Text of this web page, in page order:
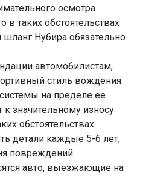
осмотра
в таких обстоятельствах
Нубира обязательно
автомобилистам,
стиль вождения.
на пределе ее
значительному износу
обстоятельствах
детали каждые 5-6 лет,
повреждений.
авто, выезжающие на